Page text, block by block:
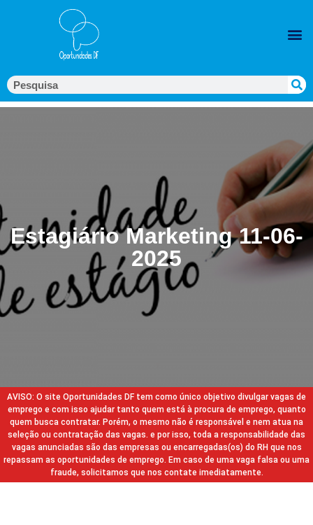
Estagiário Marketing 11-06-
2025
AVISO: O site Oportunidades DF tem como único objetivo divulgar vagas de
emprego e com isso ajudar tanto quem está à procura de emprego, quanto
quem busca contratar. Porém, o mesmo não é responsável e nem atua na
seleção ou contratação das vagas. e por isso, toda a responsabilidade das
vagas anunciadas são das empresas ou encarregadas(os) do RH que nos
repassam as oportunidades de emprego. Em caso de uma vaga falsa ou uma
fraude, solicitamos que nos contate imediatamente.